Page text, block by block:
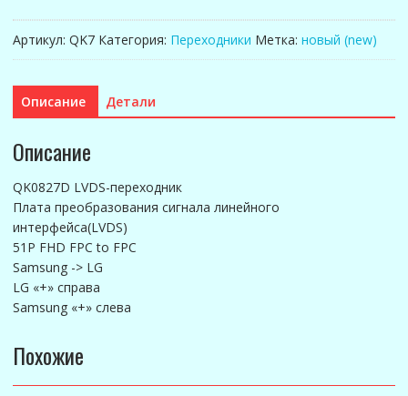
переходник
Артикул: QK7 Категория: Переходники Метка: новый (new)
Описание Детали
Описание
QK0827D LVDS-переходник
Плата преобразования сигнала линейного
интерфейса(LVDS)
51P FHD FPC to FPC
Samsung -> LG
LG «+» справа
Samsung «+» слева
Похожие